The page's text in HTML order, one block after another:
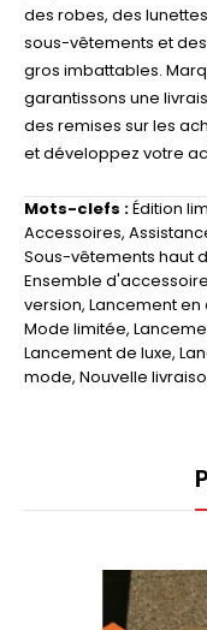
des robes, des
sous-vêtements et
gros imbattables.
garantissons une
des remises sur les
et développez votre
Mots-clefs :Édition
Accessoires,
Sous-vêtements haut
Ensemble
version, Lancement
Mode limitée,
Lancement de luxe,
mode, Nouvelle